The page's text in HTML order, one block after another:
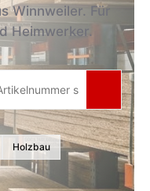
Winnweiler. Für
Heimwerker.
Holzbau